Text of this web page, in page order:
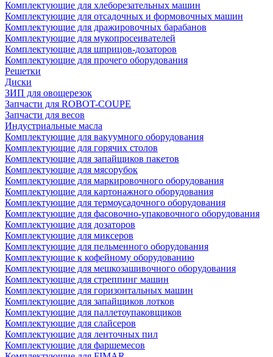
Комплектующие для хлеборезательных машин
Комплектующие для отсадочных и формовочных машин
Комплектующие для дражировочных барабанов
Комплектующие для мукопросеивателей
Комплектующие для шприцов-дозаторов
Комплектующие для прочего оборудования
Решетки
Диски
ЗИП для овощерезок
Запчасти для ROBOT-COUPE
Запчасти для весов
Индустриальные масла
Комплектующие для вакуумного оборудования
Комплектующие для горячих столов
Комплектующие для запайщиков пакетов
Комплектующие для мясорубок
Комплектующие для маркировочного оборудования
Комплектующие для картонажного оборудования
Комплектующие для термоусадочного оборудования
Комплектующие для фасовочно-упаковочного оборудования
Комплектующие для дозаторов
Комплектующие для миксеров
Комплектующие для пельменного оборудования
Комплектующие к кофейному оборудованию
Комплектующие для мешкозашивочного оборудования
Комплектующие для стреппинг машин
Комплектующие для горизонтальных машин
Комплектующие для запайщиков лотков
Комплектующие для паллетоупаковщиков
Комплектующие для слайсеров
Комплектующие для ленточных пил
Комплектующие для фаршемесов